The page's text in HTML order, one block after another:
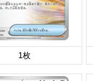
1枚